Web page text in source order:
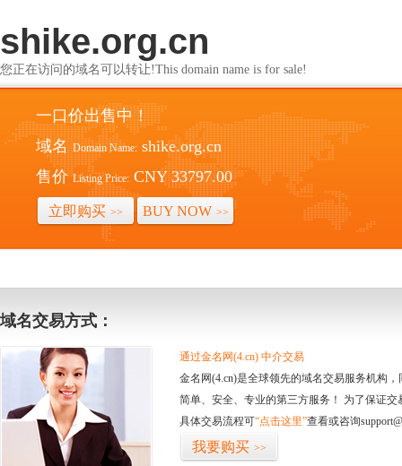
shike.org.cn
您正在访问的域名可以转让!This domain name is for sale!
一口价出售中！
域名 Domain Name: shike.org.cn
售价 Listing Price: CNY 33797.00
立即购买 >> BUY NOW >>
域名交易方式：
通过金名网(4.cn) 中介交易
金名网(4.cn)是全球领先的域名交易服务机构
简单、安全、专业的第三方服务！ 为了保证
具体交易流程可“点击这里”查看或咨询
我要购买 >>